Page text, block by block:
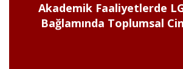
Akademik Faaliyetlerde
Bağlamında Toplumsal
Mevzuat, Yönerge ve Politika
LGBTİ+ Hakları